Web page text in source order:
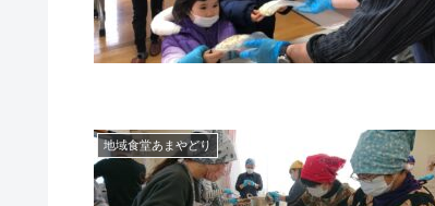
地域食堂あまやどり